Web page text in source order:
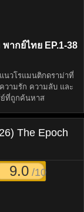
ากย์ไทย EP.1-38
นวโรแมนติกดราม่าที่
วามรัก ความลับ และ
ย์ที่ถูกค้นหาส
The Epoch
9.0 /10